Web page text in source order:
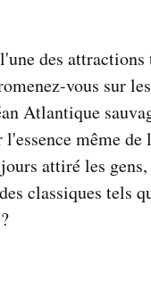
des
vous sur
Atlantique
même
attiré les
classiques tels